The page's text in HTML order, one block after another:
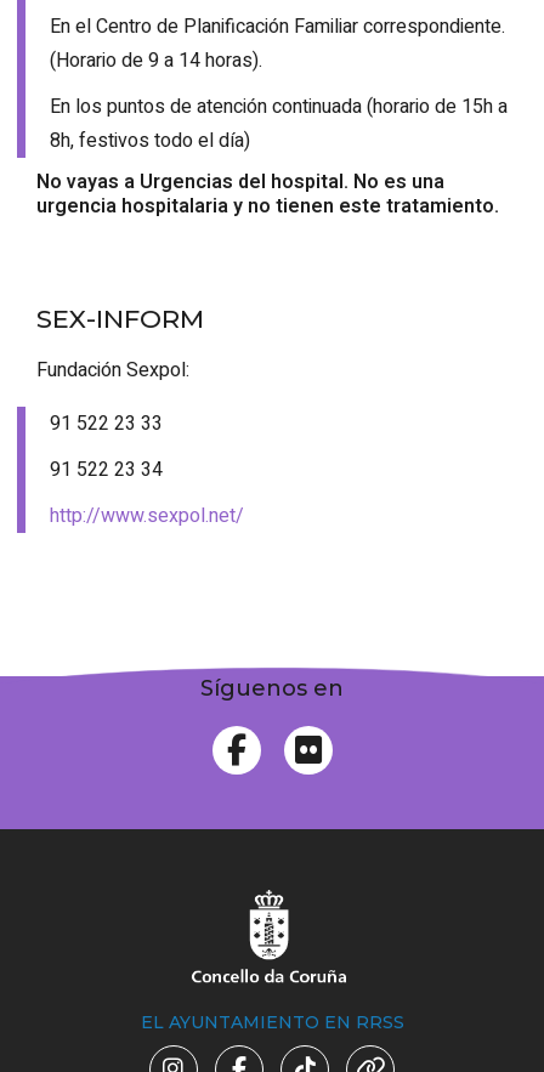
En el Centro de Planificación Familiar correspondiente.
(Horario de 9 a 14 horas).
En los puntos de atención continuada (horario de 15h a
8h, festivos todo el día)
No vayas a Urgencias del hospital. No es una
urgencia hospitalaria y no tienen este tratamiento.
SEX-INFORM
Fundación Sexpol:
91 522 23 33
91 522 23 34
http://www.sexpol.net/
Síguenos en
EL AYUNTAMIENTO EN RRSS